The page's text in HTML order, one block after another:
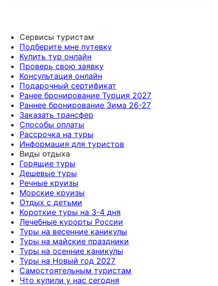
Сервисы туристам
Подберите мне путевку
Купить тур онлайн
Проверь свою заявку
Консультация онлайн
Подарочный сертификат
Ранее бронирование Турция 2027
Раннее бронирование Зима 26-27
Заказать трансфер
Способы оплаты
Рассрочка на туры
Информация для туристов
Виды отдыха
Горящие туры
Дешевые туры
Речные круизы
Морские круизы
Отдых с детьми
Короткие туры на 3-4 дня
Лечебные курорты России
Туры на весенние каникулы
Туры на майские праздники
Туры на осенние каникулы
Туры на Новый год 2027
Самостоятельным туристам
Что купили у нас сегодня